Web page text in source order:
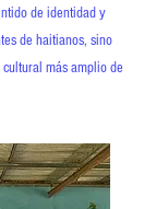
de identidad y
de haitianos, sino
más amplio de